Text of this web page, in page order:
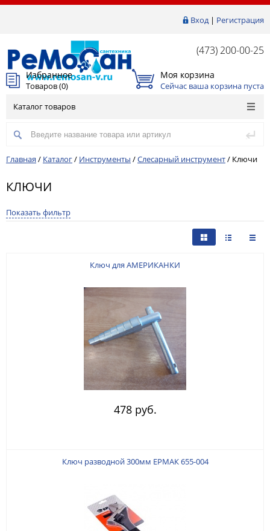
Вход| Регистрация
(473) 200-00-25
Избранное
Товаров (0)
Моя корзина
Сейчас ваша корзина пуста
Каталог товаров
Главная / Каталог/ Инструменты /Слесарный инструмент/ Ключи
КЛЮЧИ
Показать фильтр
Ключ для АМЕРИКАНКИ
478 руб.
Ключ разводной 300мм ЕРМАК 655-004